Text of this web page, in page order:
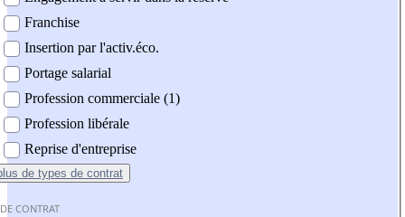
Franchise
Insertion par l'activ.éco.
Portage salarial
Profession commerciale (1)
Profession libérale
Reprise d'entreprise
de types de contrat
CONTRAT